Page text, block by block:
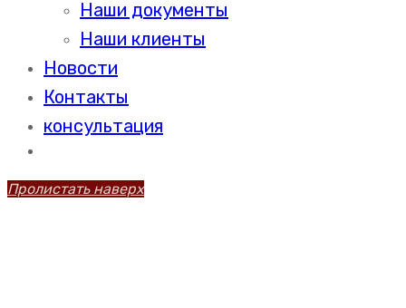
Наши документы
Наши клиенты
Новости
Контакты
консультация
Пролистать наверх